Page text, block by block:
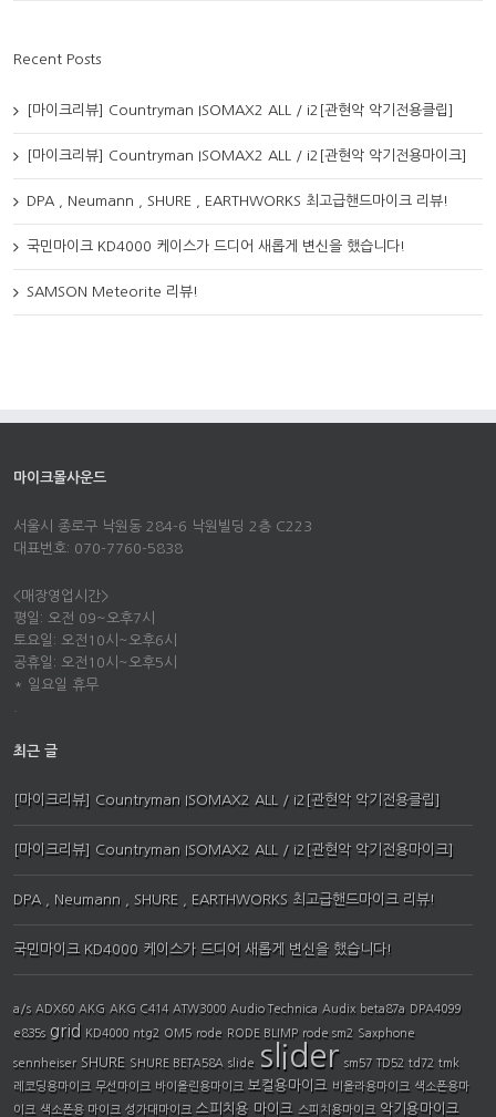
Recent Posts
[마이크리뷰] Countryman ISOMAX2 ALL / i2[관현악 악기전용클립]
[마이크리뷰] Countryman ISOMAX2 ALL / i2[관현악 악기전용마이크]
DPA , Neumann , SHURE , EARTHWORKS 최고급핸드마이크 리뷰!
국민마이크 KD4000 케이스가 드디어 새롭게 변신을 했습니다!
SAMSON Meteorite 리뷰!
마이크몰사운드
서울시 종로구 낙원동 284-6 낙원빌딩 2층 C223
대표번호: 070-7760-5838
<매장영업시간>
평일: 오전 09~오후7시
토요일: 오전10시~오후6시
공휴일: 오전10시~오후5시
* 일요일 휴무
최근 글
[마이크리뷰] Countryman ISOMAX2 ALL / i2[관현악 악기전용클립]
[마이크리뷰] Countryman ISOMAX2 ALL / i2[관현악 악기전용마이크]
DPA , Neumann , SHURE , EARTHWORKS 최고급핸드마이크 리뷰!
국민마이크 KD4000 케이스가 드디어 새롭게 변신을 했습니다!
a/s ADX60 AKG AKG C414 ATW3000 Audio Technica Audix beta87a DPA4099
e835s grid KD4000 ntg2 OM5 rode RODE BLIMP rode sm2 Saxphone
sennheiser SHURE SHURE BETA58A slide slider sm57 TD52 td72 tmk
레코딩용마이크 무선마이크 바이올린용마이크 보컬용마이크 비올라용마이크 색소폰용마
이크 색소폰용 마이크 성가대마이크 스피치용 마이크 스피치용마이크 악기용마이크